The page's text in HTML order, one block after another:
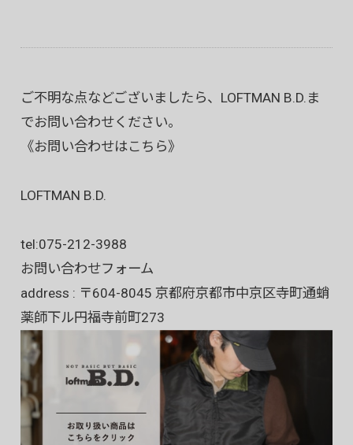
ご不明な点などございましたら、LOFTMAN B.D.ま
でお問い合わせください。
《お問い合わせはこちら》
LOFTMAN B.D.
tel:075-212-3988
お問い合わせフォーム
address : 〒604-8045 京都府京都市中京区寺町通蛸
薬師下ル円福寺前町273